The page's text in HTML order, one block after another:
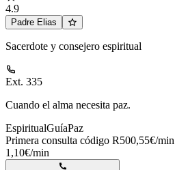
4.9
Padre Elias
Sacerdote y consejero espiritual
Ext. 335
Cuando el alma necesita paz.
EspiritualGuíaPaz
Primera consulta código R500,55€/min
1,10€/min